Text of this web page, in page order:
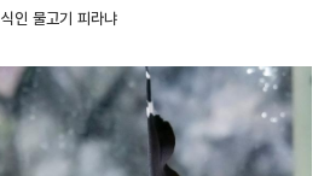
식인 물고기 피라냐